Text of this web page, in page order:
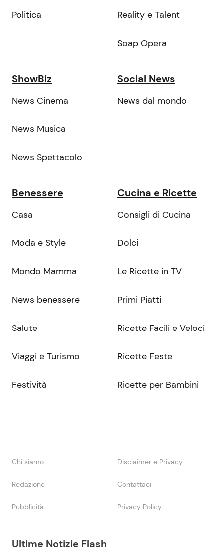
Ultime Notizie Flash
Politica Reality e Talent
Soap Opera
ShowBiz
News Cinema
News Musica
News Spettacolo
Social News
News dal mondo
Benessere
Casa
Moda e Style
Mondo Mamma
News benessere
Salute
Viaggi e Turismo
Festività
Cucina e Ricette
Consigli di Cucina
Dolci
Le Ricette in TV
Primi Piatti
Ricette Facili e Veloci
Ricette Feste
Ricette per Bambini
Chi siamo Disclaimer e Privacy
Redazione Contattaci
Pubblicità Privacy Policy